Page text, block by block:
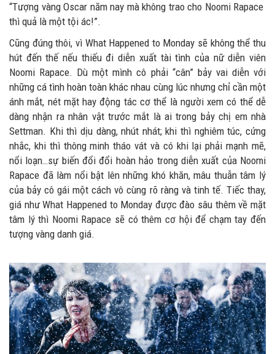
“Tượng vàng Oscar năm nay mà không trao cho Noomi Rapace
thì quả là một tội ác!”.
Cũng đúng thôi, vì What Happened to Monday sẽ không thể thu
hút đến thế nếu thiếu đi diễn xuất tài tình của nữ diễn viên
Noomi Rapace. Dù một mình cô phải “cân” bảy vai diễn với
những cá tình hoàn toàn khác nhau cùng lúc nhưng chỉ cần một
ánh mắt, nét mặt hay động tác cơ thể là người xem có thể dễ
dàng nhận ra nhân vật trước mắt là ai trong bảy chị em nhà
Settman. Khi thì dịu dàng, nhút nhát; khi thì nghiêm túc, cứng
nhắc, khi thì thông minh tháo vát và có khi lại phải mạnh mẽ,
nổi loạn…sự biến đổi đổi hoàn hảo trong diễn xuất của Noomi
Rapace đã làm nổi bật lên những khó khăn, mâu thuẫn tâm lý
của bảy cô gái một cách vô cùng rõ ràng và tinh tế. Tiếc thay,
giá như What Happened to Monday được đào sâu thêm về mặt
tâm lý thì Noomi Rapace sẽ có thêm cơ hội để chạm tay đến
tượng vàng danh giá.